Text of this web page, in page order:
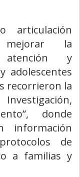
articulación
mejorar la
atención y
adolescentes
recorrieron la
donde
información
de
a familias y